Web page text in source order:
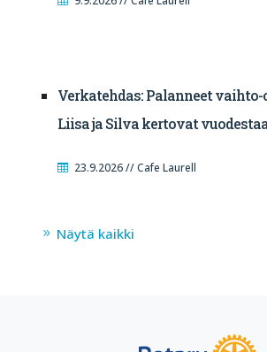
Verkatehdas: Palanneet
Liisa ja Silva kertovat
23.9.2026 // Cafe Laurell
Näytä kaikki